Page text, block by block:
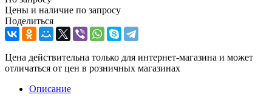
Цены и наличие по запросу
Поделиться
Цена действительна только для интернет-магазина и может
отличаться от цен в розничных магазинах
Описание